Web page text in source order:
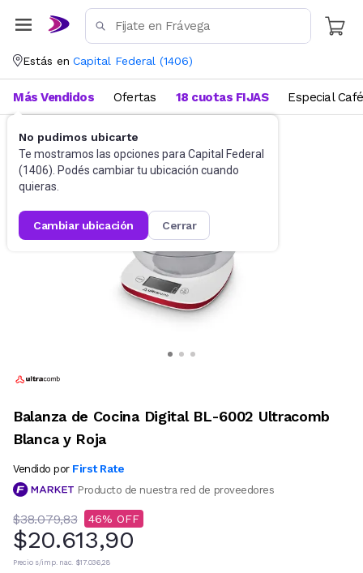
Estás en Capital Federal (1406)
No pudimos ubicarte
Te mostramos las opciones para Capital Federal
(1406). Podés cambiar tu ubicación cuando
quieras.
cambiar ubicación cerrar
Más Vendidos Ofertas 18 cuotas FIJAS Especial Café
Cocina Balanzas
Balanza de Cocina Digital BL-6002 Ultracomb
Blanca y Roja
Vendido por First Rate
Producto de nuestra red de proveedores
$38.079,83 46
$20.613,90
Precio s/imp. nac. $17.036,28